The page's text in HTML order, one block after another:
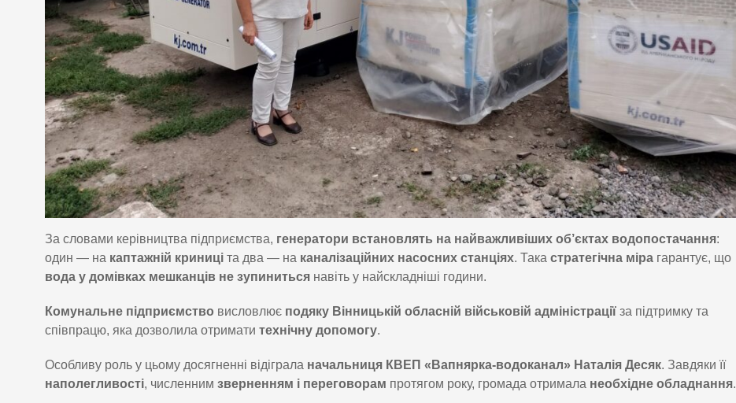
За словами керівництва підприємства, генератори встановлять на найважливіших об’єктах водопостачання:
один — на каптажній криниці та два — на каналізаційних насосних станціях. Така стратегічна міра гарантує, що
вода у домівках мешканців не зупиниться навіть у найскладніші години.
Комунальне підприємство висловлює подяку Вінницькій обласній військовій адміністрації за підтримку та
співпрацю, яка дозволила отримати технічну допомогу.
Особливу роль у цьому досягненні відіграла начальниця КВЕП «Вапнярка-водоканал» Наталія Десяк. Завдяки її
наполегливості, численним зверненням і переговорам протягом року, громада отримала необхідне обладнання.